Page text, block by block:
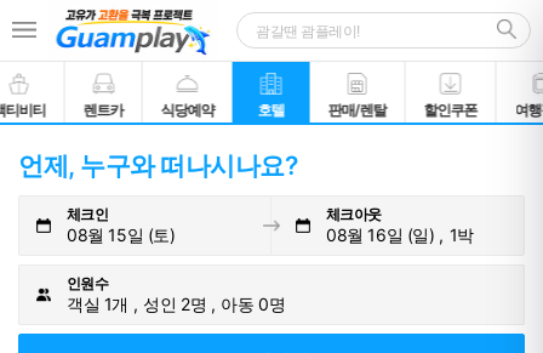
티비티 렌트카 식당예약 호텔 판매/렌탈 할인쿠폰 여
언제, 누구와 떠나시나요?
체크인
08월 15일 (토)
체크아웃
08월 16일 (일) 1박
인원수
객실 1개 성인 2명 아동 0명